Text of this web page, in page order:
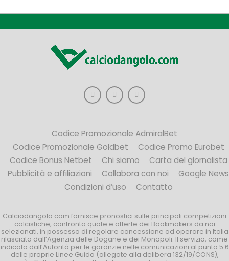
Codice Promozionale AdmiralBet
Codice Promozionale Goldbet
Codice Promo Eurobet
Codice Bonus Netbet
Chi siamo
Carta del giornalista
Pubblicità e affiliazioni
Collabora con noi
Google News
Condizioni d’uso
Contatto
Calciodangolo.com fornisce pronostici sulle principali competizioni
calcistiche, confronta quote e offerte dei Bookmakers da noi
selezionati, in possesso di regolare concessione ad operare in Italia
rilasciata dall’Agenzia delle Dogane e dei Monopoli. Il servizio, come
indicato dall’Autorità per le garanzie nelle comunicazioni al punto 5.6
delle proprie Linee Guida (allegate alla delibera 132/19/CONS),